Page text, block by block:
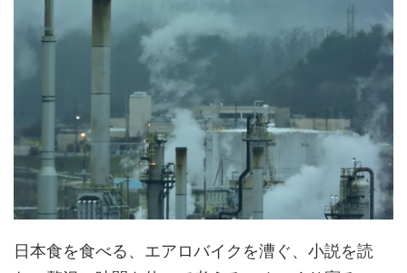
日本食を食べる、エアロバイクを漕ぐ、小説を読